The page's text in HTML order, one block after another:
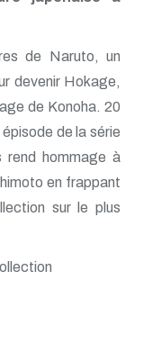
de Naruto, un
devenir Hokage,
de Konoha. 20
de la série
rend hommage à
en frappant
sur le plus